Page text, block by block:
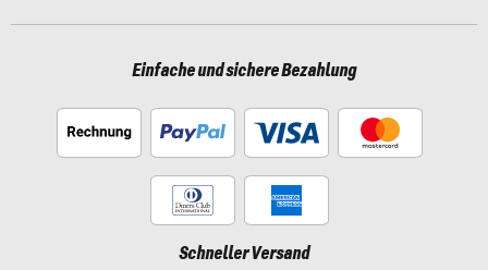
Einfache und sichere Bezahlung
Schneller Versand